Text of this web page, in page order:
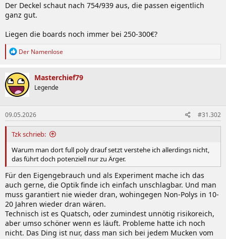
Der Deckel schaut nach 754/939 aus, die passen eigentlich
ganz gut.
Liegen die boards noch immer bei 250-300€?
R
k
t
i
o
n
e
n
:
Der Namenlose
Masterchief79
Legende
09.05.2026 #31.302
Tzk schrieb:
Warum man dort full poly drauf setzt verstehe ich allerdings nicht,
das führt doch potenziell nur zu Ärger.
Für den Eigengebrauch und als Experiment mache ich das
auch gerne, die Optik finde ich einfach unschlagbar. Und man
muss garantiert nie wieder dran, wohingegen Non-Polys in 10-
20 Jahren wieder dran wären.
Technisch ist es Quatsch, oder zumindest unnötig risikoreich,
aber umso schöner wenn es läuft. Probleme hatte ich noch
nicht. Das Ding ist nur, dass man sich bei jedem Mucken vom